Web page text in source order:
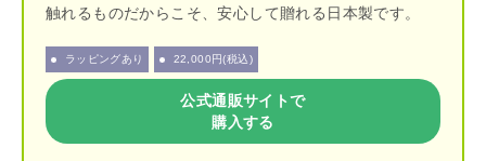
触れるものだからこそ、安心して贈れる日本製です。
ラッピングあり 22,000円(税込)
公式通販サイトで
購入する